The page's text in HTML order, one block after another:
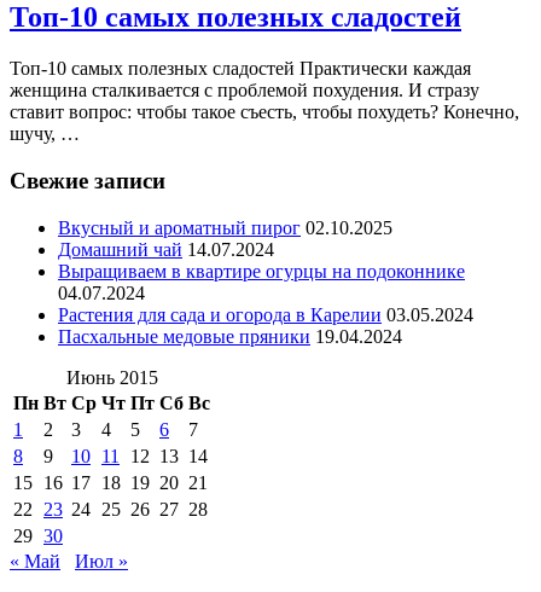
Топ-10 самых полезных сладостей
Топ-10 самых полезных сладостей Практически каждая
женщина сталкивается с проблемой похудения. И стразу
ставит вопрос: чтобы такое съесть, чтобы похудеть? Конечно,
шучу, …
Свежие записи
Вкусный и ароматный пирог 02.10.2025
Домашний чай 14.07.2024
Выращиваем в квартире огурцы на подоконнике
04.07.2024
Растения для сада и огорода в Карелии 03.05.2024
Пасхальные медовые пряники 19.04.2024
Июнь 2015
Пн Вт Ср Чт Пт Сб Вс
1
2 3 4 5 6
7
8
9 10 11 12 13 14
15 16 17 18 19 20 21
22
23 24 25 26 27 28
29 30
« Май
Июл »